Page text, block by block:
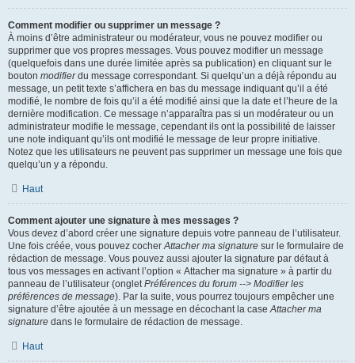
Comment modifier ou supprimer un message ?
À moins d’être administrateur ou modérateur, vous ne pouvez modifier ou
supprimer que vos propres messages. Vous pouvez modifier un message
(quelquefois dans une durée limitée après sa publication) en cliquant sur le
bouton modifierdu message correspondant. Si quelqu’un a déjà répondu au
message, un petit texte s’affichera en bas du message indiquant qu’il a été
modifié, le nombre de fois qu’il a été modifié ainsi que la date et l’heure de la
dernière modification. Ce message n’apparaîtra pas si un modérateur ou un
administrateur modifie le message, cependant ils ont la possibilité de laisser
une note indiquant qu’ils ont modifié le message de leur propre initiative.
Notez que les utilisateurs ne peuvent pas supprimer un message une fois que
quelqu’un y a répondu.
Haut
Comment ajouter une signature à mes messages ?
Vous devez d’abord créer une signature depuis votre panneau de l’utilisateur.
Une fois créée, vous pouvez cocherAttacher ma signature sur le formulaire de
rédaction de message. Vous pouvez aussi ajouter la signature par défaut à
tous vos messages en activant l’option « Attacher ma signature » à partir du
panneau de l’utilisateur (ongletPréférences du forum --> Modifier les
préférences de message). Par la suite, vous pourrez toujours empêcher une
signature d’être ajoutée à un message en décochant la caseAttacher ma
signature dans le formulaire de rédaction de message.
Haut